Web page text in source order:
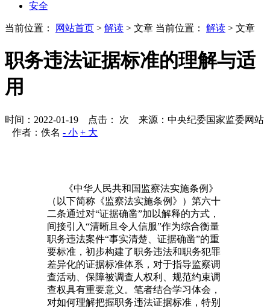
安全
当前位置： 网站首页 > 解读 > 文章 当前位置： 解读 > 文章
职务违法证据标准的理解与适
用
时间：2022-01-19 点击： 次 来源：中央纪委国家监委网站
作者：佚名 - 小 + 大
《中华人民共和国监察法实施条例》
（以下简称《监察法实施条例》）第六十
二条通过对“证据确凿”加以解释的方式，
间接引入“清晰且令人信服”作为综合衡量
职务违法案件“事实清楚、证据确凿”的重
要标准，初步构建了职务违法和职务犯罪
差异化的证据标准体系，对于指导监察调
查活动、保障被调查人权利、规范约束调
查权具有重要意义。笔者结合学习体会，
对如何理解把握职务违法证据标准，特别